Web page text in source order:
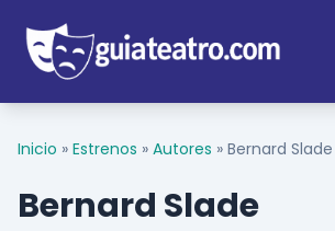
Inicio » Estrenos » Autores » Bernard Slade
Bernard Slade